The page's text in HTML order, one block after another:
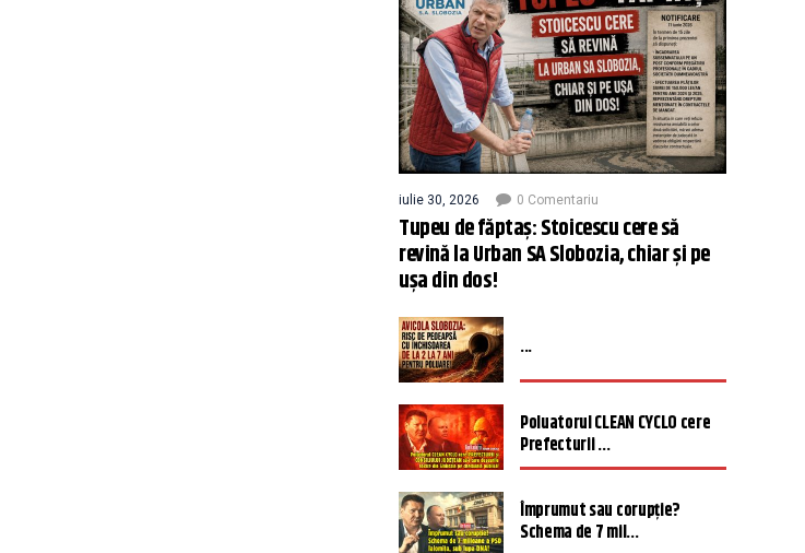
iulie 30, 2026 0 Comentariu
Tupeu de făptaș: Stoicescu cere să
revină la Urban SA Slobozia, chiar și pe
ușa din dos!
...
Poluatorul CLEAN CYCLO cere
Prefecturii ...
Împrumut sau corupție?
Schema de 7 mil...